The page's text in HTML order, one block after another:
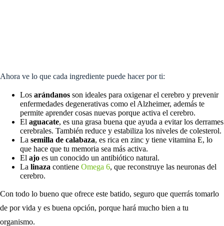
Ahora ve lo que cada ingrediente puede hacer por ti:
Los arándanos son ideales para oxigenar el cerebro y prevenir
enfermedades degenerativas como el Alzheimer, además te
permite aprender cosas nuevas porque activa el cerebro.
El aguacate, es una grasa buena que ayuda a evitar los derrames
cerebrales. También reduce y estabiliza los niveles de colesterol.
La semilla de calabaza, es rica en zinc y tiene vitamina E, lo
que hace que tu memoria sea más activa.
El ajo es un conocido un antibiótico natural.
La linaza contiene Omega 6, que reconstruye las neuronas del
cerebro.
Con todo lo bueno que ofrece este batido, seguro que querrás tomarlo
de por vida y es buena opción, porque hará mucho bien a tu
organismo.